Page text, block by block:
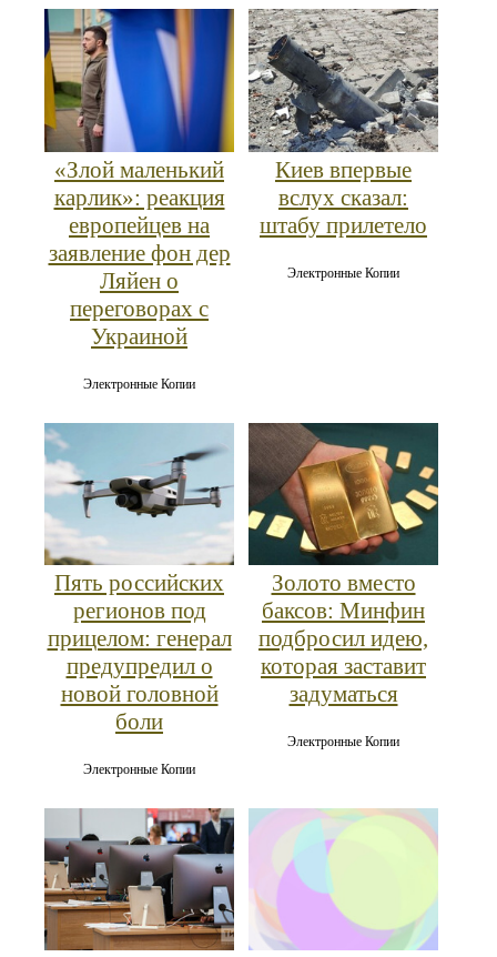
«Злой маленький
карлик»: реакция
европейцев на
заявление фон дер
Ляйен о
переговорах с
Украиной
Электронные Копии
Киев впервые
вслух сказал:
штабу прилетело
Электронные Копии
Пять российских
регионов под
прицелом: генерал
предупредил о
новой головной
боли
Электронные Копии
Золото вместо
баксов: Минфин
подбросил идею,
которая заставит
задуматься
Электронные Копии